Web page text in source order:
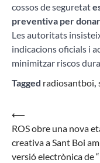
cossos de seguretat
preventiva per
Les autoritats
indicacions oficials i
minimitzar riscos
Tagged radiosantboi,
Navegació
d'entrades
⟵
ROS obre una nova
creativa a Sant Boi
versió electrònica de